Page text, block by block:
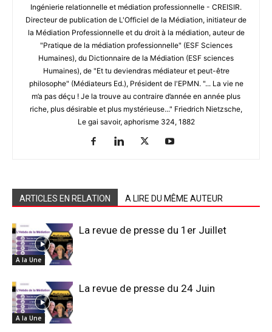
Ingénierie relationnelle et médiation professionnelle - CREISIR.
Directeur de publication de L'Officiel de la Médiation, initiateur de
la Médiation Professionnelle et du droit à la médiation, auteur de
"Pratique de la médiation professionnelle" (ESF Sciences
Humaines), du Dictionnaire de la Médiation (ESF sciences
Humaines), de "Et tu deviendras médiateur et peut-être
philosophe" (Médiateurs Ed.), Président de l'EPMN. "... La vie ne
m’a pas déçu ! Je la trouve au contraire d’année en année plus
riche, plus désirable et plus mystérieuse..." Friedrich Nietzsche,
Le gai savoir, aphorisme 324, 1882
ARTICLES EN RELATION A LIRE DU MÊME AUTEUR
A la Une
La revue de presse du 1er Juillet
A la Une
La revue de presse du 24 Juin